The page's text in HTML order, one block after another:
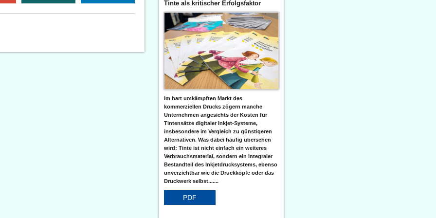
Tinte als kritischer Erfolgsfaktor
Im hart umkämpften Markt des
kommerziellen Drucks zögern manche
Unternehmen angesichts der Kosten für
Tintensätze digitaler Inkjet-Systeme,
insbesondere im Vergleich zu günstigeren
Alternativen. Was dabei häufig übersehen
wird: Tinte ist nicht einfach ein weiteres
Verbrauchsmaterial, sondern ein integraler
Bestandteil des Inkjetdrucksystems, ebenso
unverzichtbar wie die Druckköpfe oder das
Druckwerk selbst.......
PDF